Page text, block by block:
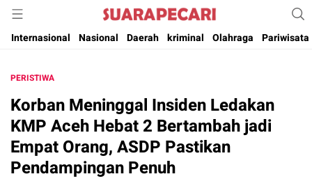
Suara Pecari
Suara Pencerahan Anak Negeri ( Berita Aktual & Terpercaya )
Internasional
Nasional Daerah kriminal Olahraga Pariwisata
PERISTIWA
Korban Meninggal Insiden Ledakan
KMP Aceh Hebat 2 Bertambah jadi
Empat Orang, ASDP Pastikan
Pendampingan Penuh